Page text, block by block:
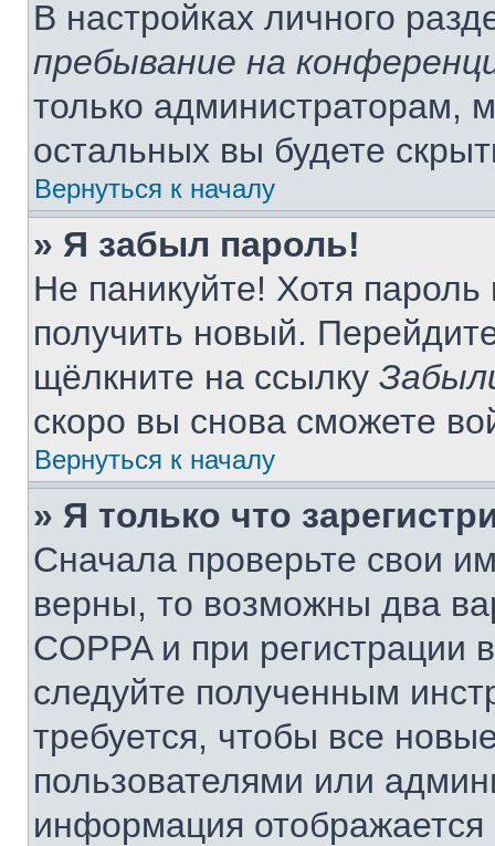
В настройках личного
пребывание на
только администраторам,
остальных вы будете
Вернуться к началу
» Я забыл пароль!
Не паникуйте! Хотя
получить новый.
щёлкните на ссылку
скоро вы снова сможете
Вернуться к началу
» Я только что
Сначала проверьте свои
верны, то возможны два
COPPA и при регистрации
следуйте полученным
требуется, чтобы все
пользователями или
информация